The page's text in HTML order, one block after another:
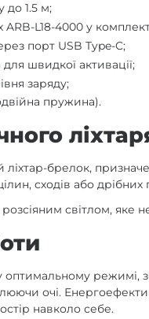
до 1.5 м;
L18-4000 у
порт USB Type-C;
швидкої активації;
заряду;
пружина).
брелок,
сходів або дрібних
світлом, яке
режимі,
очі.
навколо себе.